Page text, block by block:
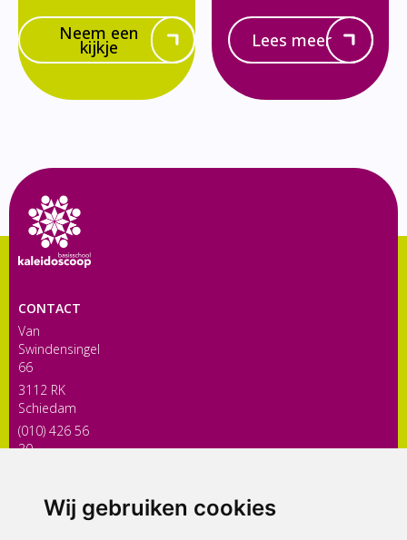
Wij gebruiken cookies
Neem een
kijkje Lees meer
CONTACT
Van
Swindensingel
66
3112 RK
Schiedam
(010) 426 56
30
ONDERDEEL VAN